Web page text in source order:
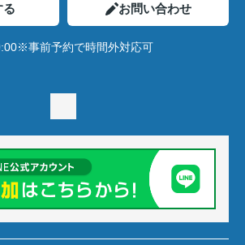
る お問い合わせ
事前予約で時間外対応可